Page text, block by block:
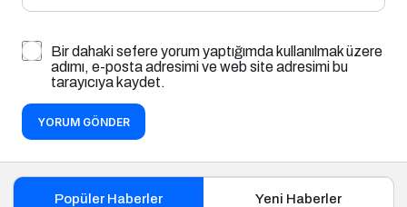
Bir dahaki sefere yorum yaptığımda kullanılmak üzere
adımı, e-posta adresimi ve web site adresimi bu
tarayıcıya kaydet.
YORUM GÖNDER
Popüler Haberler Yeni Haberler